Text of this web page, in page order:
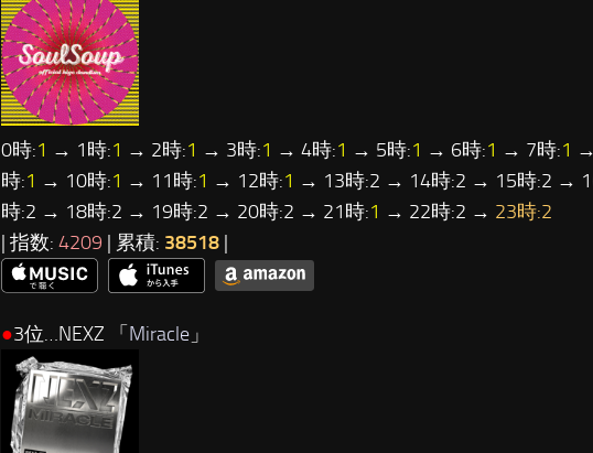
0時:1 → 1時:1 → 2時:1 → 3時:1 → 4時:1 → 5時:1 → 6時:1 → 7時:1
時:1 → 10時:1 → 11時:1 → 12時:1 → 13時:2 → 14時:2 → 15時:2 →
時:2 → 18時:2 → 19時:2 → 20時:2 → 21時:1 → 22時:2 → 23時:2
| 指数: 4209 | 累積: 38518 |
●3位…NEXZ 「 Miracle 」